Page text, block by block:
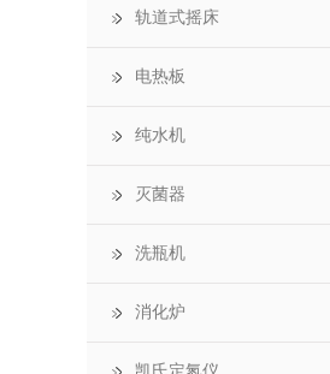
轨道式摇床
电热板
纯水机
灭菌器
洗瓶机
消化炉